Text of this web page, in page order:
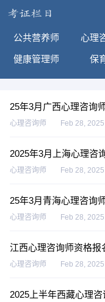
公共营养师 心理
健康管理师 保
25年3月广西心理咨询
心理咨询师 Feb 28, 2025
2025年3月上海心理咨
心理咨询师 Feb 28, 2025
25年3月青海心理咨询
心理咨询师 Feb 28, 2025
江西心理咨询师资格报
心理咨询师 Feb 28, 2025
2025上半年西藏心理